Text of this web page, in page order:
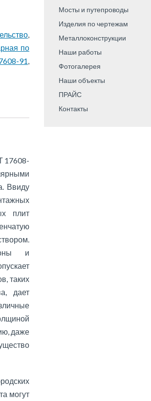
,
по
91,
17608-
Ввиду
плит
и
таких
дает
даже
могут
Мосты и путепроводы
Изделия по чертежам
Металлоконструкции
Наши работы
Фотогалерея
Наши объекты
ПРАЙС
Контакты